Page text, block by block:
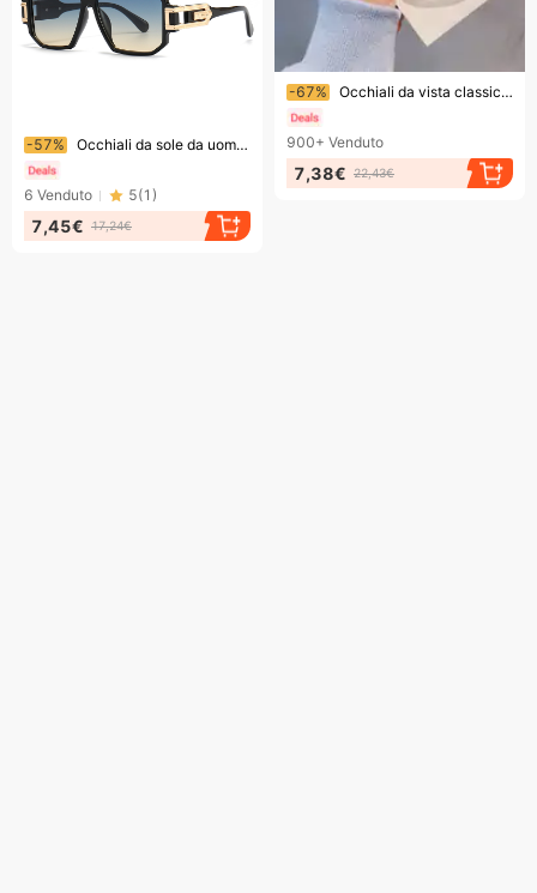
Finendo presto!
-67% Occhiali da vista classici trasparenti con montatura per computer da donna e uomo, lenti anti luce blu.
900+ Venduto
7,38€ 22,43€
Finendo presto!
-57% Occhiali da sole da uomo, nuovi, stile moderno, retrò, montatura grande, stile INS, stile street, grande nome, inchiostro 093
6 Venduto 5(1 )
7,45€ 17,24€